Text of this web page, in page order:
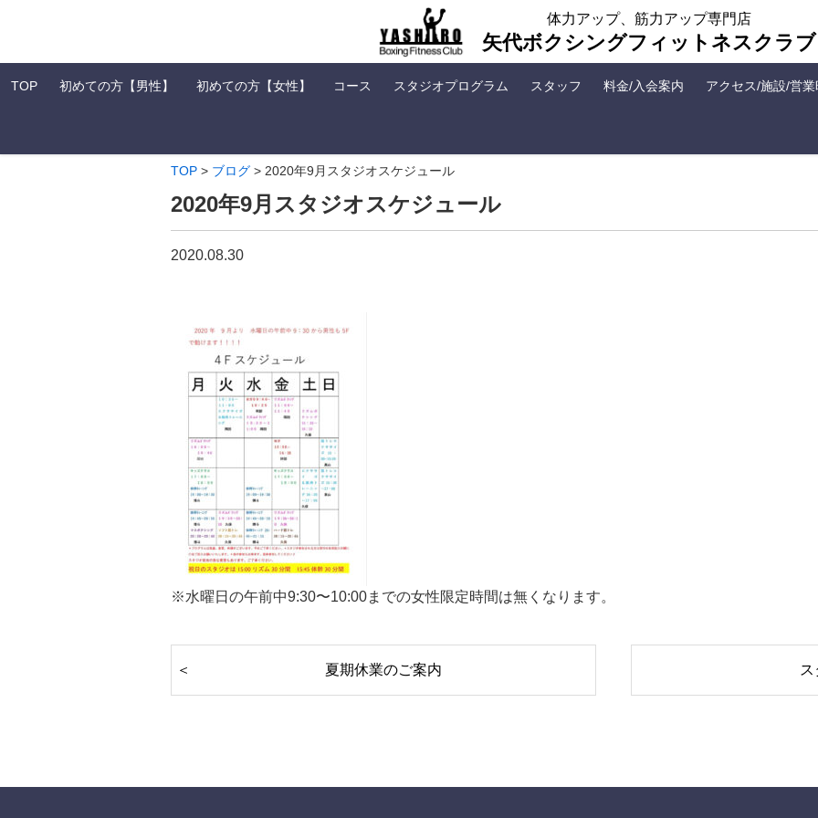
体力アップ、筋力アップ専門店
矢代ボクシングフィットネスクラブ
TOP 初めての方【男性】 初めての方【女性】 コース スタジオプログラム スタッフ 料金/入会案内 アクセス/施設/営業
TOP > ブログ > 2020年9月スタジオスケジュール
2020年9月スタジオスケジュール
2020.08.30
※水曜日の午前中9:30〜10:00までの女性限定時間は無くなります。
夏期休業のご案内